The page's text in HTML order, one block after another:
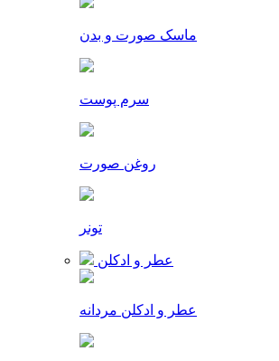
ماسک صورت و بدن
سرم پوست
روغن صورت
تونر
عطر و ادکلن
عطر و ادکلن مردانه